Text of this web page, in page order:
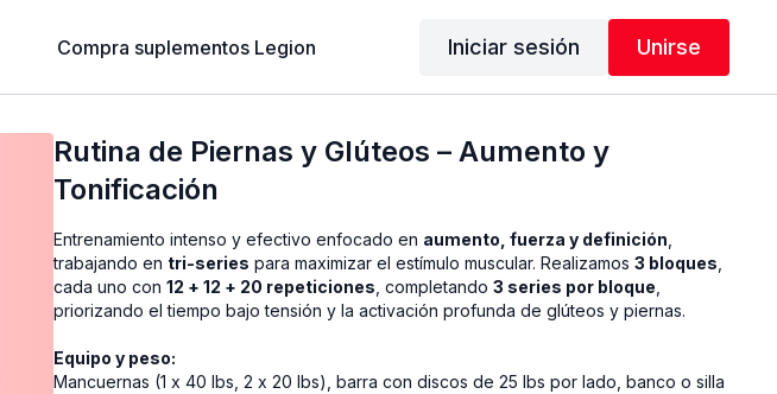
Compra suplementos Legion Iniciar sesión Unirse
Rutina de Piernas y Glúteos – Aumento y
Tonificación
Entrenamiento intenso y efectivo enfocado en aumento, fuerza y definición
trabajando en tri-series para maximizar el estímulo muscular. Realizamos3 bloques
cada uno con12 + 12 + 20 repeticiones , completando3 series por bloque
priorizando el tiempo bajo tensión y la activación profunda de glúteos y piernas.
Equipo y peso:
Mancuernas (1 x 40 lbs, 2 x 20 lbs), barra con discos de 25 lbs por lado, banco o silla